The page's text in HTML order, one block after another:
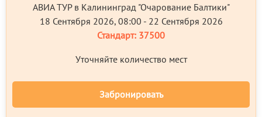
АВИА ТУР в Калининград "Очарование Балтики"
18 Сентября 2026, 08:00 - 22 Сентября 2026
Стандарт: 37500
Уточняйте количество мест
Забронировать